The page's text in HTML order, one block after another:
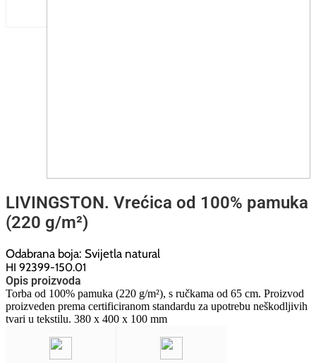
LIVINGSTON. Vrećica od 100% pamuka
(220 g/m²)
Odabrana boja: Svijetla natural
HI 92399-150.01
Opis proizvoda
Torba od 100% pamuka (220 g/m²), s ručkama od 65 cm. Proizvod
proizveden prema certificiranom standardu za upotrebu neškodljivih
tvari u tekstilu. 380 x 400 x 100 mm